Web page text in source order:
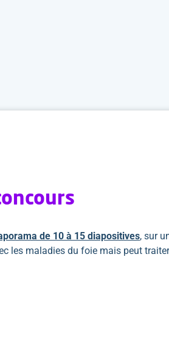
de 10 à 15 diapositives, sur
les maladies du foie mais peut